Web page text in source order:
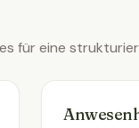
für eine